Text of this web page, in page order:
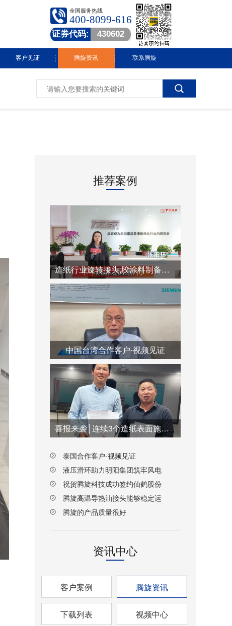
全国服务热线
400-8099-616
证券代码: 430602
客户见证 腾旋资讯
腾旋快讯
行业动态
联系腾旋
推荐案例
造纸行业旋转接头,胶涂料制备系统,蒸汽冷凝水系统运用
中国台湾合作客户-视频见证
喜报来袭│连续3个造纸表面施胶系统订单签订合作，共创双赢未来！
泰国合作客户-视频见证
液压滑环助力明阳集团筑牢风电
设备传动安全防线
祝贺腾旋科技成功签约仙鹤股份
湖北项目！
腾旋高温导热油接头能够稳定运
行
腾旋的产品质量很好
资讯中心
客户案例 腾旋资讯
下载列表 视频中心